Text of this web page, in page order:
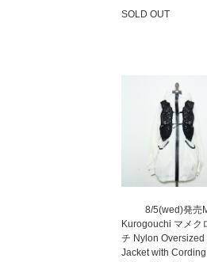
SOLD OUT
8/5(wed)発売
Kurogouchi マメク
チ Nylon Oversized
Jacket with Cording